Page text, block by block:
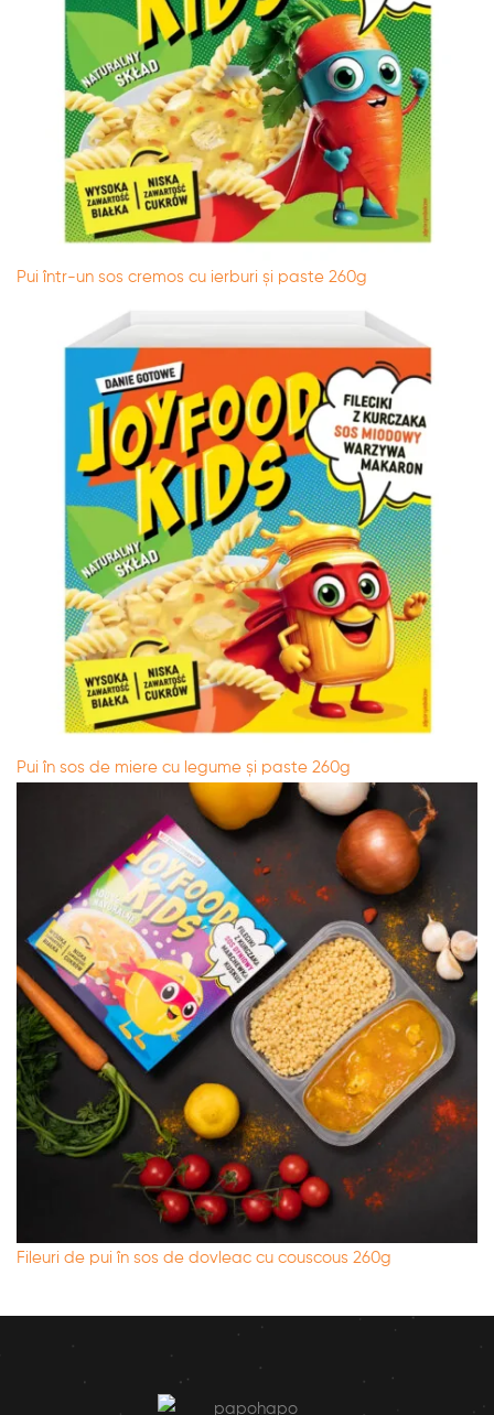
Pui într-un sos cremos cu ierburi și paste 260g
Pui în sos de miere cu legume și paste 260g
Fileuri de pui în sos de dovleac cu couscous 260g